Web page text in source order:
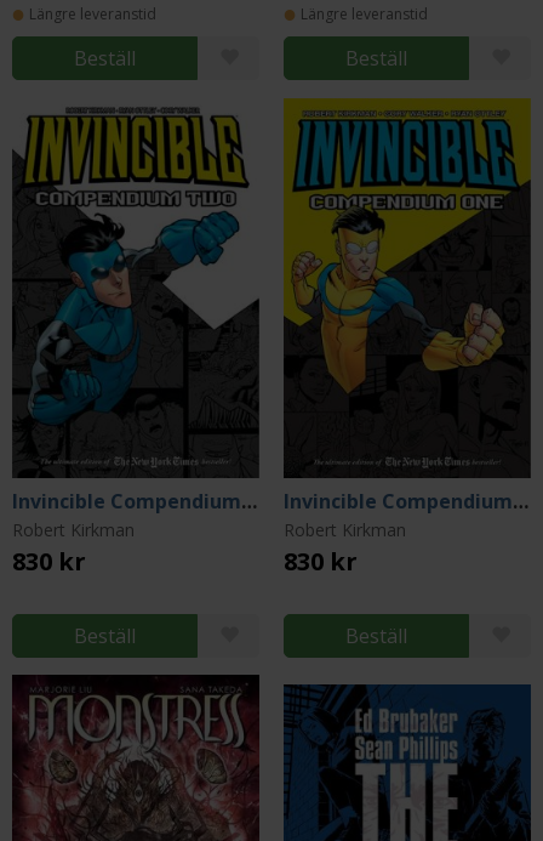
Längre leveranstid
Beställ
Längre leveranstid
Beställ
Invincible Compendium Vol 2
Robert Kirkman
830 kr
Beställ
Invincible Compendium Vol 1
Robert Kirkman
830 kr
Beställ